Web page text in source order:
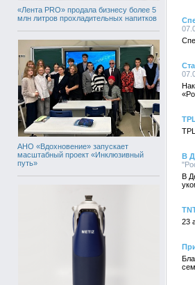
«Лента PRO» продала бизнесу более 5
млн литров прохладительных напитков
АНО «Вдохновение» запускает
масштабный проект «Инклюзивный
путь»
В
В
23